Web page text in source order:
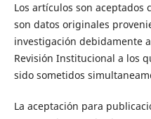
Los artículos son
son datos originales
investigación debidamente
Revisión Institucional a los
sido sometidos
La aceptación para